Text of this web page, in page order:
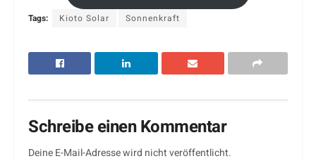
Tags: Kioto Solar Sonnenkraft
Schreibe einen Kommentar
Deine E-Mail-Adresse wird nicht veröffentlicht.